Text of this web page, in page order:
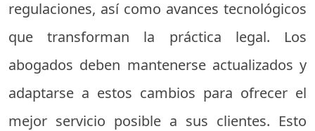
regulaciones, así como avances tecnológicos
que transforman la práctica legal. Los
abogados deben mantenerse actualizados y
adaptarse a estos cambios para ofrecer el
mejor servicio posible a sus clientes. Esto